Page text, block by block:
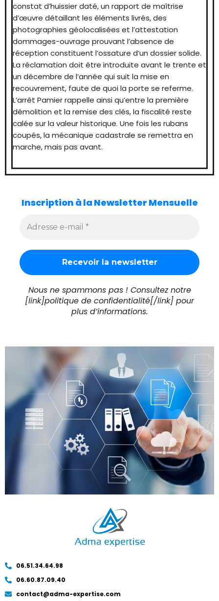
constat d’huissier daté, un rapport de maîtrise
d’œuvre détaillant les éléments livrés, des
photographies géolocalisées et l’attestation
dommages-ouvrage prouvant l’absence de
réception constituent l’ossature d’un dossier solide.
La réclamation doit être introduite avant le trente et
un décembre de l’année qui suit la mise en
recouvrement, faute de quoi la porte se referme.
L’arrêt Pamier rappelle ainsi qu’entre la première
démolition et la remise des clés, la fiscalité reste
calée sur la valeur historique. Une fois les rubans
coupés, la mécanique cadastrale se remettra en
marche, mais pas avant.
Inscription à la Newsletter Mensuelle
Nous ne spammons pas ! Consultez notre
[link]politique de confidentialité[/link] pour
plus d’informations.
06.51.34.64.98
06.60.87.09.40
contact@adma-expertise.com